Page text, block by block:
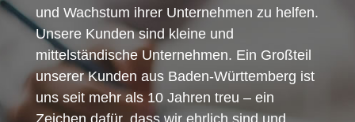
und Wachstum ihrer Unternehmen zu helfen.
Unsere Kunden sind kleine und
mittelständische Unternehmen. Ein Großteil
unserer Kunden aus Baden-Württemberg ist
uns seit mehr als 10 Jahren treu – ein
Zeichen dafür, dass wir ehrlich sind und